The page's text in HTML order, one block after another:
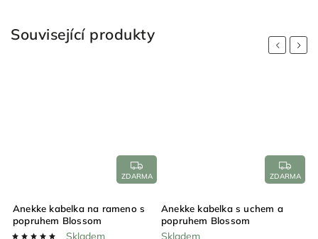
Související produkty
Previous
ZDARMA
Anekke kabelka na rameno s
popruhem Blossom
Skladem
ZDARMA
Anekke kabelka s uchem a
popruhem Blossom
Skladem
Next